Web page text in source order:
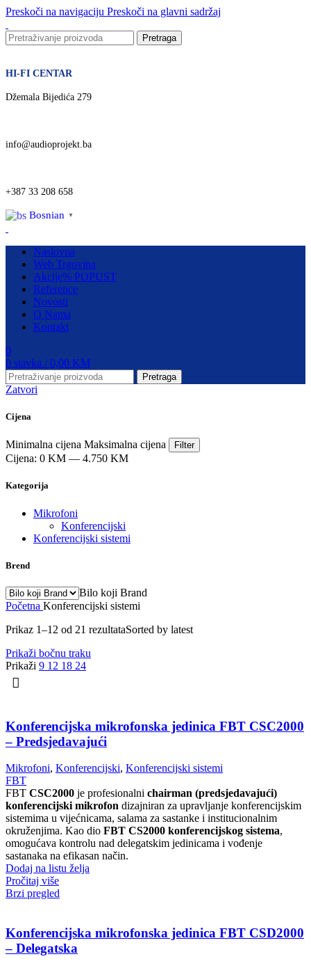
Preskoči na navigaciju Preskoči na glavni sadržaj
Pretraga
HI-FI CENTAR
Džemala Bijedića 279
info@audioprojekt.ba
+387 33 208 658
Bosnian ▼
Naslovna
Web Trgovina
Akcije% POPUST
Reference
Novosti
O Nama
Kontakt
0
0 stavka / 0,00 KM
Pretraga
Zatvori
Cijena
Minimalna cijena Maksimalna cijena Filter
Cijena: 0 KM — 4.750 KM
Kategorija
Mikrofoni
Konferencijski
Konferencijski sistemi
Brend
Bilo koji Brand
Početna Konferencijski sistemi
Prikaz 1–12 od 21 rezultataSorted by latest
Prikaži bočnu traku
Prikaži 9 12 18 24
Konferencijska mikrofonska jedinica FBT CSC2000
– Predsjedavajući
Mikrofoni, Konferencijski, Konferencijski sistemi
FBT
FBT CSC2000 je profesionalni chairman (predsjedavajući)
konferencijski mikrofon dizajniran za upravljanje konferencijskim
sistemima u vijećnicama, salama za sastanke i institucionalnim
okruženjima. Kao dio FBT CS2000 konferencijskog sistema,
omogućava kontrolu nad delegatskim jedinicama i vođenje
sastanaka na efikasan način.
Dodaj na listu želja
Pročitaj više
Brzi pregled
Konferencijska mikrofonska jedinica FBT CSD2000
– Delegatska